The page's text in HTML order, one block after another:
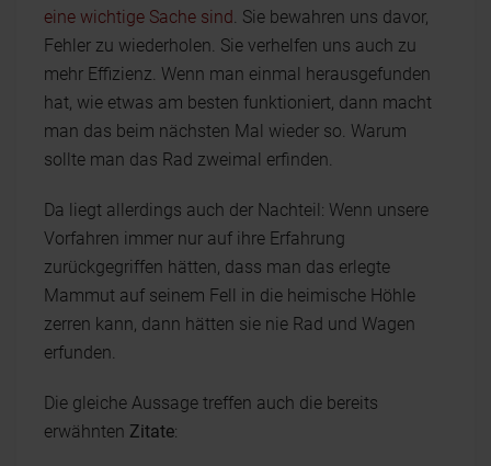
eine wichtige Sache sind. Sie bewahren uns davor,
Fehler zu wiederholen. Sie verhelfen uns auch zu
mehr Effizienz. Wenn man einmal herausgefunden
hat, wie etwas am besten funktioniert, dann macht
man das beim nächsten Mal wieder so. Warum
sollte man das Rad zweimal erfinden.
Da liegt allerdings auch der Nachteil: Wenn unsere
Vorfahren immer nur auf ihre Erfahrung
zurückgegriffen hätten, dass man das erlegte
Mammut auf seinem Fell in die heimische Höhle
zerren kann, dann hätten sie nie Rad und Wagen
erfunden.
Die gleiche Aussage treffen auch die bereits
erwähnten Zitate: